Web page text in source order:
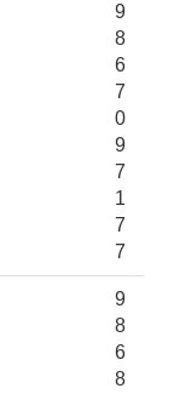
9
8
6
7
0
9
7
1
7
7
9
8
6
8